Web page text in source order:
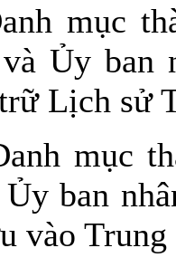
mục
Ủy ban
Lịch sử
mục
ban
vào